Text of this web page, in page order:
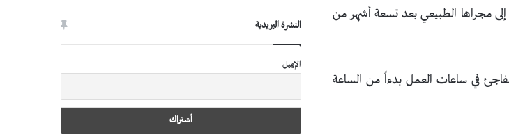
مجراها الطبيعي بعد تسعة أشهر من
في ساعات العمل بدءاً من الساعة
النشرة البريدية
الإيميل